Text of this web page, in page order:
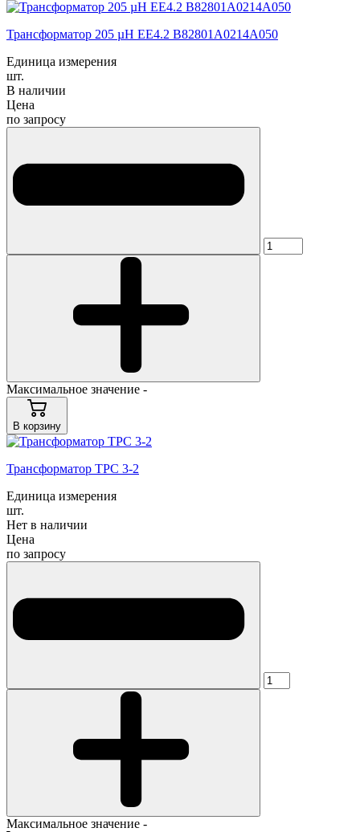
Трансформатор 205 µH EE4.2 B82801A0214A050
Единица измерения
шт.
В наличии
Цена
по запросу
Максимальное значение -
В корзину
Трансформатор ТРС 3-2
Единица измерения
шт.
Нет в наличии
Цена
по запросу
Максимальное значение -